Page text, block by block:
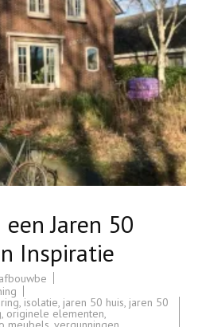
Jaren 50
Inspiratie
, isolatie, jaren 50 huis, jaren 50
, originele elementen,